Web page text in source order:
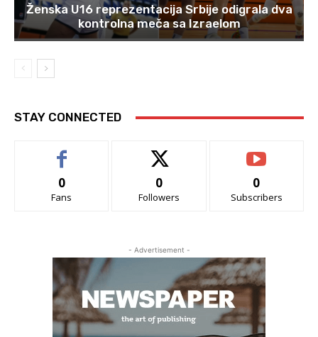
Ženska U16 reprezentacija Srbije odigrala dva
kontrolna meča sa Izraelom
STAY CONNECTED
0
Fans
0
Followers
0
Subscribers
- Advertisement -